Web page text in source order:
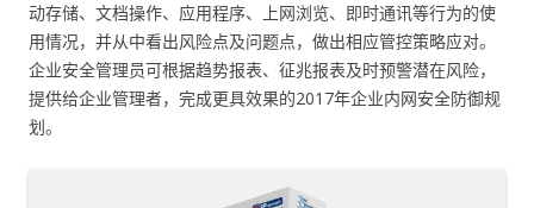
动存储、文档操作、应用程序、上网浏览、即时通讯等行为的使
用情况，并从中看出风险点及问题点，做出相应管控策略应对。
企业安全管理员可根据趋势报表、征兆报表及时预警潜在风险，
提供给企业管理者，完成更具效果的2017年企业内网安全防御规
划。